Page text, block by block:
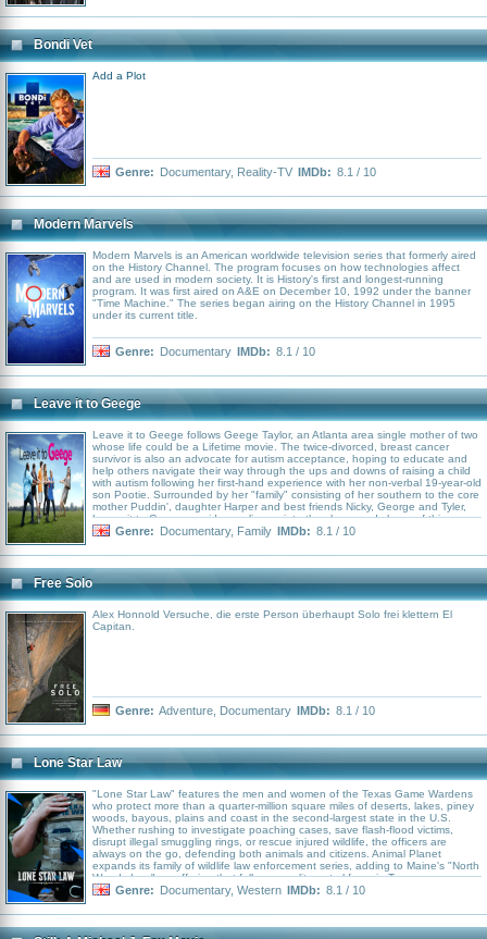
Bondi Vet
Add a Plot
Genre: Documentary, Reality-TV IMDb: 8.1 / 10
Modern Marvels
Modern Marvels is an American worldwide television series that formerly aired
on the History Channel. The program focuses on how technologies affect
and are used in modern society. It is History's first and longest-running
program. It was first aired on A&E on December 10, 1992 under the banner
"Time Machine." The series began airing on the History Channel in 1995
under its current title.
Genre: Documentary IMDb: 8.1 / 10
Leave it to Geege
Leave it to Geege follows Geege Taylor, an Atlanta area single mother of two
whose life could be a Lifetime movie. The twice-divorced, breast cancer
survivor is also an advocate for autism acceptance, hoping to educate and
help others navigate their way through the ups and downs of raising a child
with autism following her first-hand experience with her non-verbal 19-year-old
son Pootie. Surrounded by her "family" consisting of her southern to the core
mother Puddin', daughter Harper and best friends Nicky, George and Tyler,
Leave it to Geege provides a glimpse into the chaos and charm of this
authentic modern family filled with love and laughter.
Genre: Documentary, Family IMDb: 8.1 / 10
Free Solo
Alex Honnold Versuche, die erste Person überhaupt Solo frei klettern El
Capitan.
Genre: Adventure Documentary IMDb: 8.1 / 10
Lone Star Law
"Lone Star Law" features the men and women of the Texas Game Wardens
who protect more than a quarter-million square miles of deserts, lakes, piney
woods, bayous, plains and coast in the second-largest state in the U.S.
Whether rushing to investigate poaching cases, save flash-flood victims,
disrupt illegal smuggling rings, or rescue injured wildlife, the officers are
always on the go, defending both animals and citizens. Animal Planet
expands its family of wildlife law enforcement series, adding to Maine's "North
Woods Law" an offering that follows an elite patrol force in Texas.
Genre: Documentary, Western IMDb: 8.1 / 10